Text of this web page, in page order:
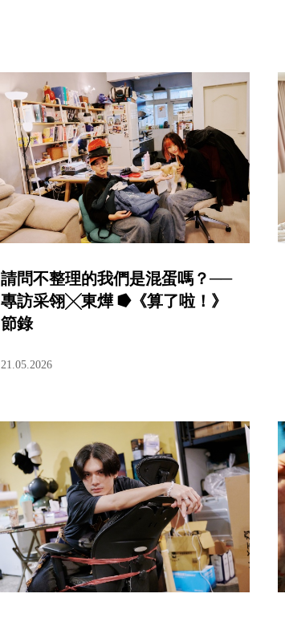
請問不整理的我們是混蛋嗎？──
專訪采翎╳東燁 ⭓《算了啦！》
節錄
21.05.2026